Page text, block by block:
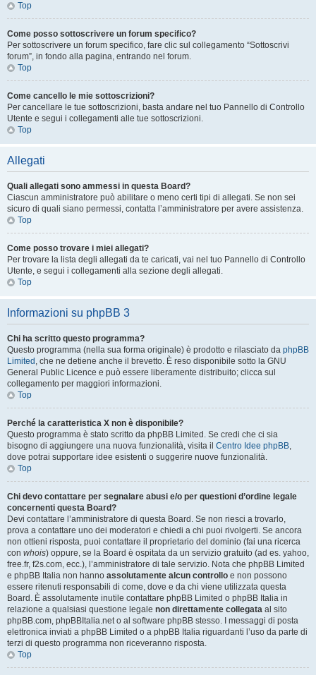
Top
Come posso sottoscrivere un forum specifico?
Per sottoscrivere un forum specifico, fare clic sul collegamento “Sottoscrivi
forum”, in fondo alla pagina, entrando nel forum.
Top
Come cancello le mie sottoscrizioni?
Per cancellare le tue sottoscrizioni, basta andare nel tuo Pannello di Controllo
Utente e segui i collegamenti alle tue sottoscrizioni.
Top
Allegati
Quali allegati sono ammessi in questa Board?
Ciascun amministratore può abilitare o meno certi tipi di allegati. Se non sei
sicuro di quali siano permessi, contatta l’amministratore per avere assistenza.
Top
Come posso trovare i miei allegati?
Per trovare la lista degli allegati da te caricati, vai nel tuo Pannello di Controllo
Utente, e segui i collegamenti alla sezione degli allegati.
Top
Informazioni su phpBB 3
Chi ha scritto questo programma?
Questo programma (nella sua forma originale) è prodotto e rilasciato da phpBB
Limited , che ne detiene anche il brevetto. È reso disponibile sotto la GNU
General Public Licence e può essere liberamente distribuito; clicca sul
collegamento per maggiori informazioni.
Top
Perché la caratteristica X non è disponibile?
Questo programma è stato scritto da phpBB Limited. Se credi che ci sia
bisogno di aggiungere una nuova funzionalità, visita il Centro Idee phpBB,
dove potrai supportare idee esistenti o suggerire nuove funzionalità.
Top
Chi devo contattare per segnalare abusi e/o per questioni d’ordine legale
concernenti questa Board?
Devi contattare l’amministratore di questa Board. Se non riesci a trovarlo,
prova a contattare uno dei moderatori e chiedi a chi puoi rivolgerti. Se ancora
non ottieni risposta, puoi contattare il proprietario del dominio (fai una ricerca
con whois) oppure, se la Board è ospitata da un servizio gratuito (ad es. yahoo,
free.fr, f2s.com, ecc.), l’amministratore di tale servizio. Nota che phpBB Limited
e phpBB Italia non hanno assolutamente alcun controllo e non possono
essere ritenuti responsabili di come, dove e da chi viene utilizzata questa
Board. È assolutamente inutile contattare phpBB Limited o phpBB Italia in
relazione a qualsiasi questione legale non direttamente collegata al sito
phpBB.com, phpBBItalia.net o al software phpBB stesso. I messaggi di posta
elettronica inviati a phpBB Limited o a phpBB Italia riguardanti l’uso da parte di
terzi di questo programma non riceveranno risposta.
Top